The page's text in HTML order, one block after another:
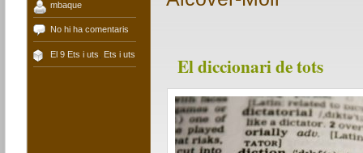
mbaque
No hi ha comentaris
El 9 Ets i uts Ets i uts El diccionari de tots